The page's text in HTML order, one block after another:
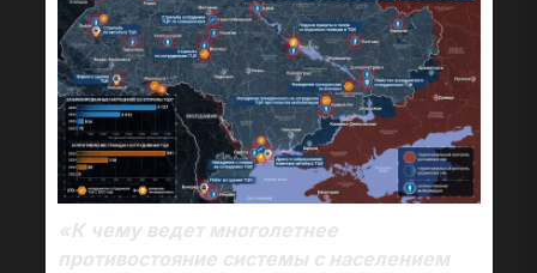
«К чему ведет многолетнее
противостояние системы с населением